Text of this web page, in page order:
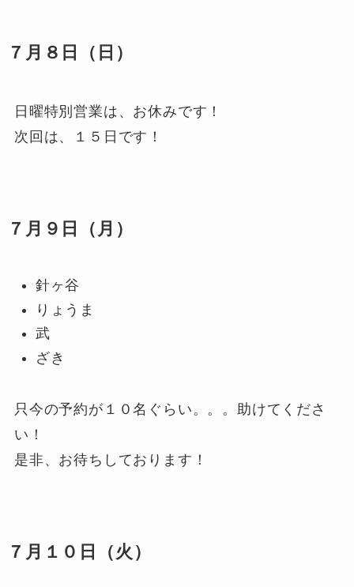
７月８日（日）
日曜特別営業は、お休みです！
次回は、１５日です！
７月９日（月）
針ヶ谷
りょうま
武
ざき
只今の予約が１０名ぐらい。。。助けてくださ
い！
是非、お待ちしております！
７月１０日（火）